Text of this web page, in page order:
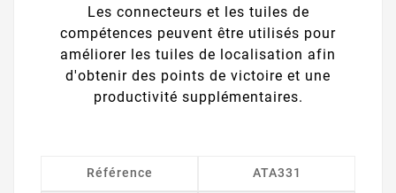
Les connecteurs et les tuiles de
compétences peuvent être utilisés pour
améliorer les tuiles de localisation afin
d'obtenir des points de victoire et une
productivité supplémentaires.
Référence ATA331